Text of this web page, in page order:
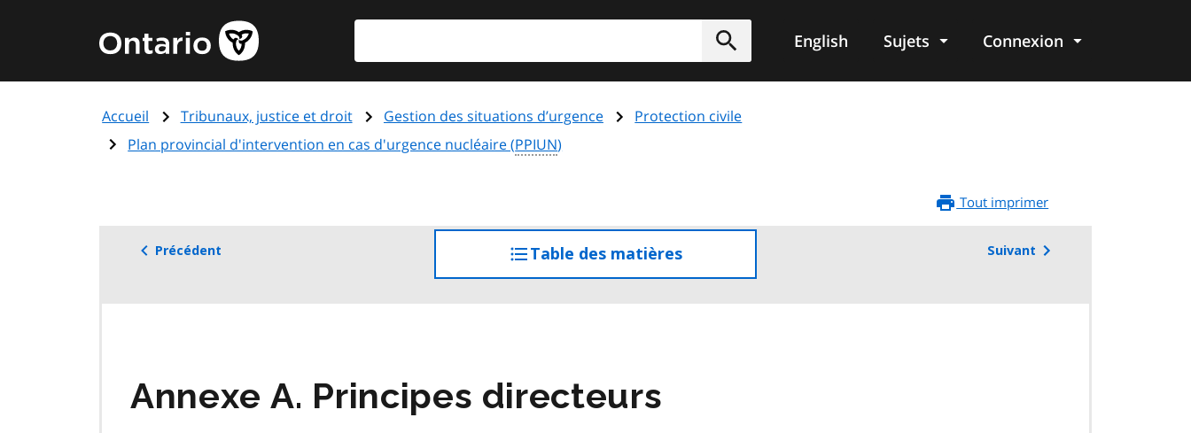
principal
Page
d'accueil
de
l'Ontario
Soumettre
English Sujets Connexion
Accueil Tribunaux, justice et droit Gestion des situations d’urgence
Protection civile
Plan provincial d'intervention en cas d'urgence nucléaire (PPIUN)
Tout imprimer
Précédent Table des matièresaccéder
à
Suivant
Annexe A. Principes directeurs